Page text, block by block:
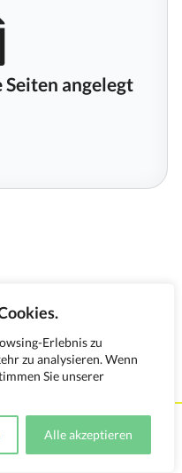
Erlebnis zu
zu analysieren. Wenn
Sie unserer
Alle akzeptieren
angelegt